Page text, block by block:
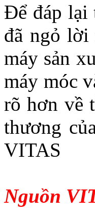
Để đáp lại
đã ngỏ lời
máy sản
máy móc
rõ hơn về
thương
VITAS
Nguồn